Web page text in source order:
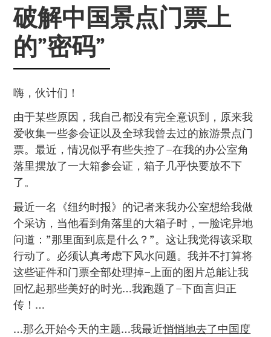
破解中国景点门票上
的”密码”
嗨，伙计们！
由于某些原因，我自己都没有完全意识到，原来我
爱收集一些参会证以及全球我曾去过的旅游景点门
票。最近，情况似乎有些失控了–在我的办公室角
落里摆放了一大箱参会证，箱子几乎快要放不下
了。
最近一名《纽约时报》的记者来我办公室想给我做
个采访，当他看到角落里的大箱子时，一脸诧异地
问道：”那里面到底是什么？”。这让我觉得该采取
行动了。必须认真考虑下风水问题。我并不打算将
这些证件和门票全部处理掉–上面的图片总能让我
回忆起那些美好的时光…我跑题了–下面言归正
传！…
…那么开始今天的主题…我最近悄悄地去了中国度